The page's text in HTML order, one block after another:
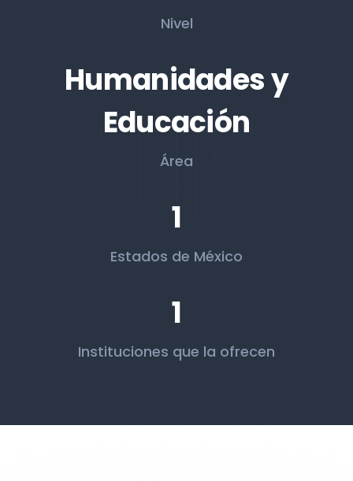
Nivel
Humanidades y
Educación
Área
1
Estados de México
1
Instituciones que la ofrecen